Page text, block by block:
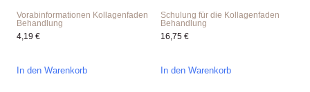
Vorabinformationen Kollagenfaden
Behandlung
4,19 €
In den Warenkorb
Schulung für die Kollagenfaden
Behandlung
16,75 €
In den Warenkorb